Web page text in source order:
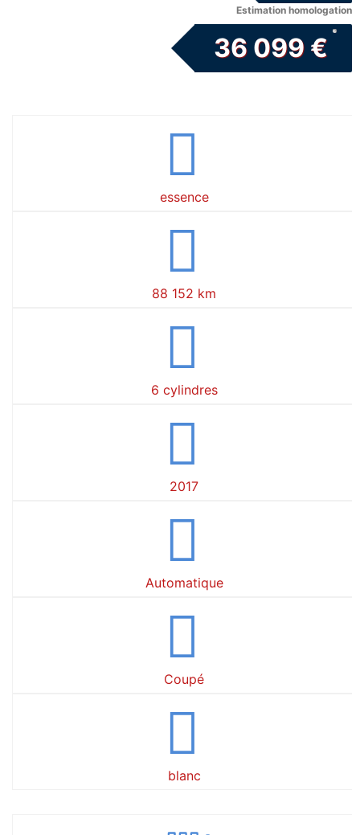
Estimation homologation
36 099 €
essence
88 152 km
6 cylindres
2017
Automatique
Coupé
blanc